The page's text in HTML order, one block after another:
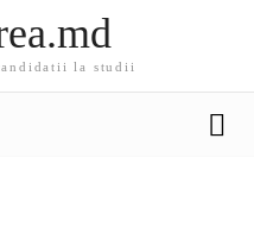
la studii